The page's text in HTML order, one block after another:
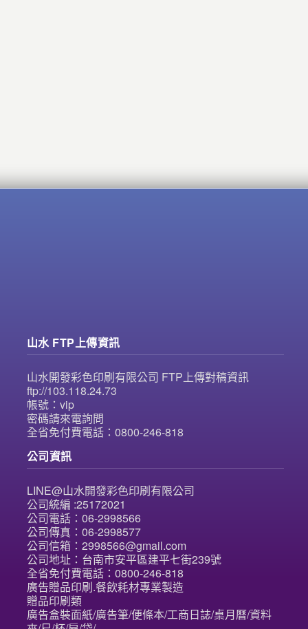
山水 FTP上傳資訊
山水開發彩色印刷有限公司 FTP上傳對稿資訊
ftp://103.118.24.73
帳號：vip
密碼請來電詢問
全省免付費電話：0800-246-818
公司資訊
LINE@山水開發彩色印刷有限公司
公司統編 :25172021
公司電話：06-2998566
公司傳真：06-2998577
公司信箱：2998566@gmail.com
公司地址：台南市安平區建平七街239號
全省免付費電話：0800-246-818
廣告贈品印刷.餐飲耗材專業製造
贈品印刷類
廣告盒裝面紙/廣告筆/便條本/工商日誌/桌月曆/資料